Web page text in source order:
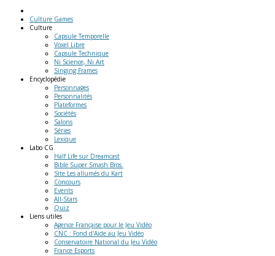
Culture Games
Culture
Capsule Temporelle
Voxel Libre
Capsule Technique
Ni Science, Ni Art
Singing Frames
Encyclopédie
Personnages
Personnalités
Plateformes
Sociétés
Salons
Séries
Lexique
Labo CG
Half Life sur Dreamcast
Bible Super Smash Bros.
Site Les allumés du Kart
Concours
Events
All-Stars
Quiz
Liens utiles
Agence Française pour le Jeu Vidéo
CNC : Fond d'Aide au Jeu Vidéo
Conservatoire National du Jeu Vidéo
France Esports